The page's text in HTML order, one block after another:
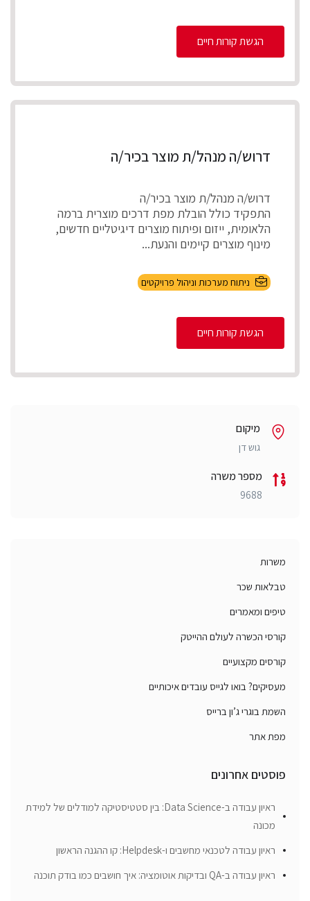
הגשת קורות חיים
דרוש/ה מנהל/ת מוצר בכיר/ה
דרוש/ה מנהל/ת מוצר בכיר/ה
התפקיד כולל הובלת מפת דרכים מוצרית ברמה
הלאומית, ייזום ופיתוח מוצרים דיגיטליים חדשים,
מינוף מוצרים קיימים והנעת...
ניתוח מערכות וניהול פרויקטים
הגשת קורות חיים
מיקום
גוש דן
מספר משרה
9688
משרות
טבלאות שכר
טיפים ומאמרים
קורסי הכשרה לעולם ההייטק
קורסים מקצועיים
מעסיקים? בואו לגייס עובדים איכותיים
השמת בוגרי ג’ון ברייס
מפת אתר
פוסטים אחרונים
ראיון עבודה ב-Data Science: בין סטטיסטיקה למודלים של למידת
מכונה
ראיון עבודה לטכנאי מחשבים ו-Helpdesk: קו ההגנה הראשון
ראיון עבודה ב-QA ובדיקות אוטומציה: איך חושבים כמו בודק תוכנה